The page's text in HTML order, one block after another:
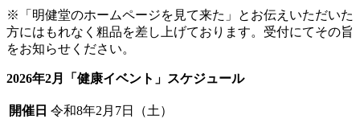
※「明健堂のホームページを見て来た」とお伝えいただいた
方にはもれなく粗品を差し上げております。受付にてその旨
をお知らせください。
2026年2月「健康イベント」スケジュール
開催日 令和8年2月7日（土）